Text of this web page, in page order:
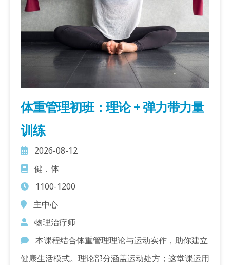
体重管理初班：理论 + 弹力带力量
训练
2026-08-12
健．体
1100-1200
主中心
物理治疗师
本课程结合体重管理理论与运动实作，助你建立
健康生活模式。理论部分涵盖运动处方；这堂课运用